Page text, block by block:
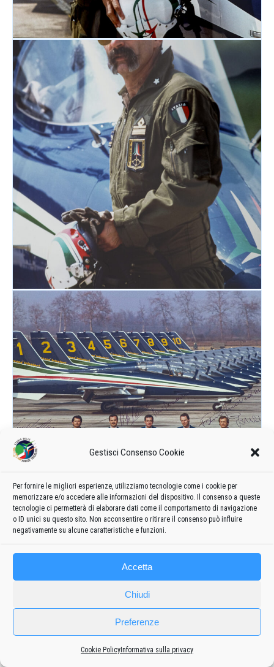
Gestisci Consenso Cookie
Per fornire le migliori esperienze, utilizziamo tecnologie come i cookie per
memorizzare e/o accedere alle informazioni del dispositivo. Il consenso a queste
tecnologie ci permetterà di elaborare dati come il comportamento di navigazione
o ID unici su questo sito. Non acconsentire o ritirare il consenso può influire
negativamente su alcune caratteristiche e funzioni.
Accetta
Chiudi
Preferenze
Cookie Policy Informativa sulla privacy